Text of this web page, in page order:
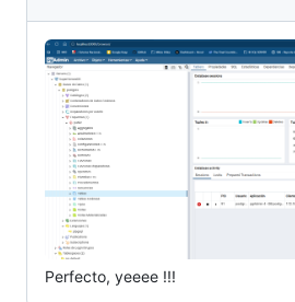
Perfecto, yeeee !!!